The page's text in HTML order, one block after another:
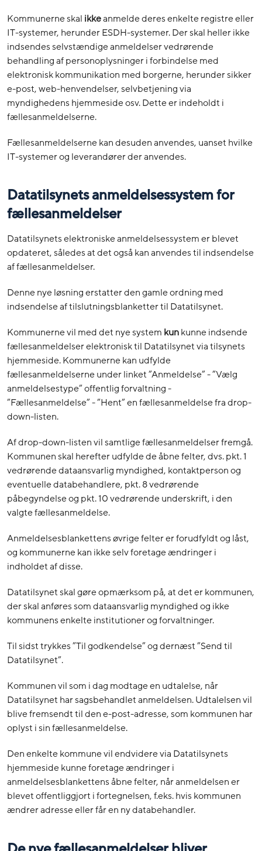
Kommunerne skal ikkeanmelde deres enkelte registre eller
IT-systemer, herunder ESDH-systemer. Der skal heller ikke
indsendes selvstændige anmeldelser vedrørende
behandling af personoplysninger i forbindelse med
elektronisk kommunikation med borgerne, herunder sikker
e-post, web-henvendelser, selvbetjening via
myndighedens hjemmeside osv. Dette er indeholdt i
fællesanmeldelserne.
Fællesanmeldelserne kan desuden anvendes, uanset hvilke
IT-systemer og leverandører der anvendes.
Datatilsynets anmeldelsessystem for
fællesanmeldelser
Datatilsynets elektroniske anmeldelsessystem er blevet
opdateret, således at det også kan anvendes til indsendelse
af fællesanmeldelser.
Denne nye løsning erstatter den gamle ordning med
indsendelse af tilslutningsblanketter til Datatilsynet.
Kommunerne vil med det nye system kunkunne indsende
fællesanmeldelser elektronisk til Datatilsynet via tilsynets
hjemmeside. Kommunerne kan udfylde
fællesanmeldelserne under linket ”Anmeldelse” - ”Vælg
anmeldelsestype” offentlig forvaltning -
”Fællesanmeldelse” - ”Hent” en fællesanmeldelse fra drop-
down-listen.
Af drop-down-listen vil samtlige fællesanmeldelser fremgå.
Kommunen skal herefter udfylde de åbne felter, dvs. pkt. 1
vedrørende dataansvarlig myndighed, kontaktperson og
eventuelle databehandlere, pkt. 8 vedrørende
påbegyndelse og pkt. 10 vedrørende underskrift, i den
valgte fællesanmeldelse.
Anmeldelsesblankettens øvrige felter er forudfyldt og låst,
og kommunerne kan ikke selv foretage ændringer i
indholdet af disse.
Datatilsynet skal gøre opmærksom på, at det er kommunen,
der skal anføres som dataansvarlig myndighed og ikke
kommunens enkelte institutioner og forvaltninger.
Til sidst trykkes ”Til godkendelse” og dernæst ”Send til
Datatilsynet”.
Kommunen vil som i dag modtage en udtalelse, når
Datatilsynet har sagsbehandlet anmeldelsen. Udtalelsen vil
blive fremsendt til den e-post-adresse, som kommunen har
oplyst i sin fællesanmeldelse.
Den enkelte kommune vil endvidere via Datatilsynets
hjemmeside kunne foretage ændringer i
anmeldelsesblankettens åbne felter, når anmeldelsen er
blevet offentliggjort i fortegnelsen, f.eks. hvis kommunen
ændrer adresse eller får en ny databehandler.